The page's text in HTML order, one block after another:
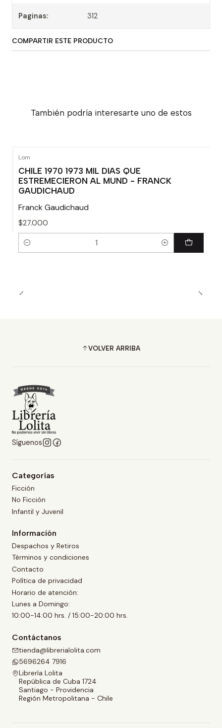
Paginas: 312
COMPARTIR ESTE PRODUCTO
También podría interesarte uno de estos
Lom
CHILE 1970 1973 MIL DIAS QUE
ESTREMECIERON AL MUND - FRANCK
GAUDICHAUD
Franck Gaudichaud
$27.000
Cantidad
VOLVER ARRIBA
Síguenos
Categorías
Ficción
No Ficción
Infantil y Juvenil
Información
Despachos y Retiros
Términos y condiciones
Contacto
Política de privacidad
Horario de atención:
Lunes a Domingo:
10:00-14:00 hrs. / 15:00-20:00 hrs.
Contáctanos
tienda@librerialolita.com
5696264 7916
Librería Lolita
República de Cuba 1724
Santiago - Providencia
Región Metropolitana - Chile